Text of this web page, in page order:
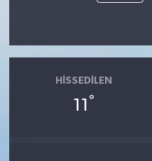
HISSEDILEN
11 °